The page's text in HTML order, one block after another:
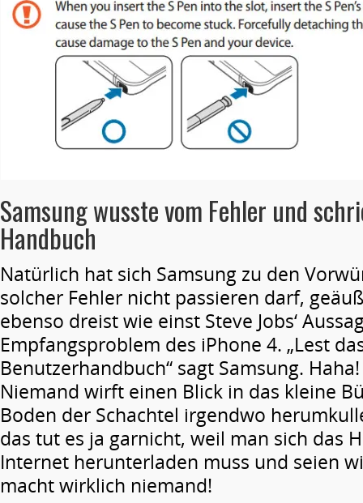
Samsung wusste vom Fehler und
Handbuch
Natürlich hat sich Samsung zu den
solcher Fehler nicht passieren darf,
ebenso dreist wie einst Steve Jobs‘
Empfangsproblem des iPhone 4. „Lest
Benutzerhandbuch“ sagt Samsung.
Niemand wirft einen Blick in das kleine
Boden der Schachtel irgendwo
das tut es ja garnicht, weil man sich das
Internet herunterladen muss und seien
macht wirklich niemand!